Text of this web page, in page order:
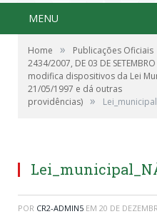
MENU
Home » Publicações Oficiais
2434/2007, DE 03 DE
modifica dispositivos da Lei
21/05/1997 e dá outras
providências) »
POR CR2-ADMIN5 EM 20 DE